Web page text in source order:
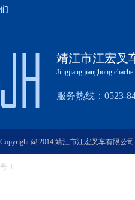
们
靖江市江宏叉
Jingjiang jianghong
服务热线：0523-
Copyright @ 2014 靖江市江宏叉车有限公
号-1